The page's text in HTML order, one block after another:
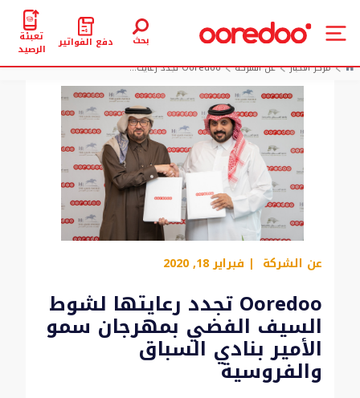
بحث دفع الفواتير تعبئة
الرصيد
مركز الأخبار
عن الشركة Ooredoo تجدد رعايت...
عن الشركة | فبراير 18, 2020
Ooredoo تجدد رعايتها لشوط
السيف الفضي بمهرجان سمو
الأمير بنادي السباق
والفروسية